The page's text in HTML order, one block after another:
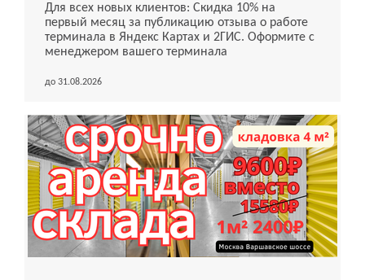
Для всех новых клиентов: Скидка 10% на
первый месяц за публикацию отзыва о работе
терминала в Яндекс Картах и 2ГИС. Оформите с
менеджером вашего терминала
до 31.08.2026